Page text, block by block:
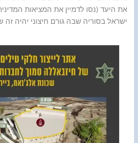
את היעד (נסו לדמיין את המציאות
ישראל בסוריה שבה גורם חיצוני יהיה